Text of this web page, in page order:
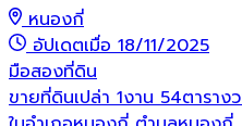
หนองกี่
อัปเดตเมื่อ 18/11/2025
มือสองที่ดิน
ขายที่ดินเปล่า 1งาน 54ตารา